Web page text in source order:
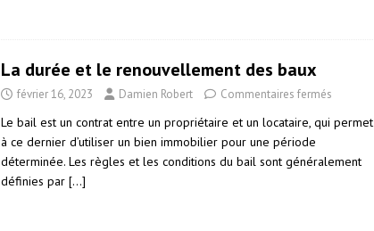
La durée et le renouvellement des baux
février 16, 2023 Damien Robert Commentaires fermés
Le bail est un contrat entre un propriétaire et un locataire, qui permet
à ce dernier d’utiliser un bien immobilier pour une période
déterminée. Les règles et les conditions du bail sont généralement
définies par […]